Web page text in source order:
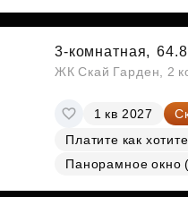
3-комнатная,
ЖК Скай Гарден, 2
1 кв 2027
Платите как хотите
Панорамное окно